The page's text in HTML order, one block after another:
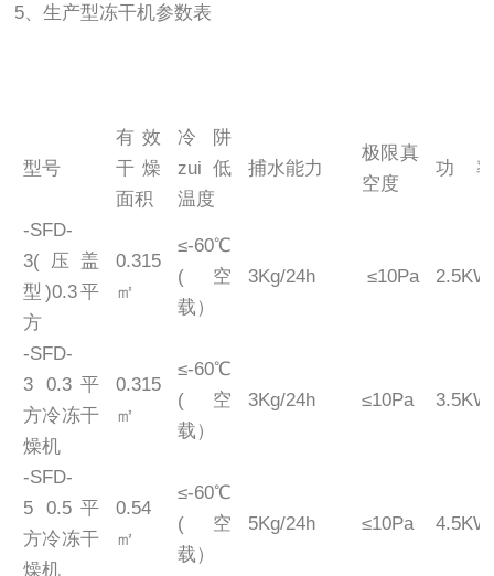
5、生产型冻干机参数表
型号
有效
干燥
面积
冷阱
zui低
温度
捕水能力
极限真
空度
功 率
-SFD-
3(压盖
型)0.3平
方
0.315
㎡
≤-60℃
(空
载）
3Kg/24h ≤10Pa 2.5KW
-SFD-
3 0.3平
方冷冻干
燥机
0.315
㎡
≤-60℃
(空
载）
3Kg/24h ≤10Pa 3.5KW
-SFD-
5 0.5平
方冷冻干
燥机
0.54
㎡
≤-60℃
(空
载）
5Kg/24h ≤10Pa 4.5KW